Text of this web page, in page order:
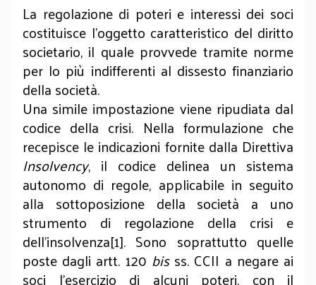
La regolazione di poteri e interessi dei soci
costituisce l’oggetto caratteristico del diritto
societario, il quale provvede tramite norme
per lo più indifferenti al dissesto finanziario
della società.
Una simile impostazione viene ripudiata dal
codice della crisi. Nella formulazione che
recepisce le indicazioni fornite dalla Direttiva
Insolvency, il codice delinea un sistema
autonomo di regole, applicabile in seguito
alla sottoposizione della società a uno
strumento di regolazione della crisi e
dell’insolvenza[1]. Sono soprattutto quelle
poste dagli artt. 120 bisss. CCII a negare ai
soci l’esercizio di alcuni poteri, con il